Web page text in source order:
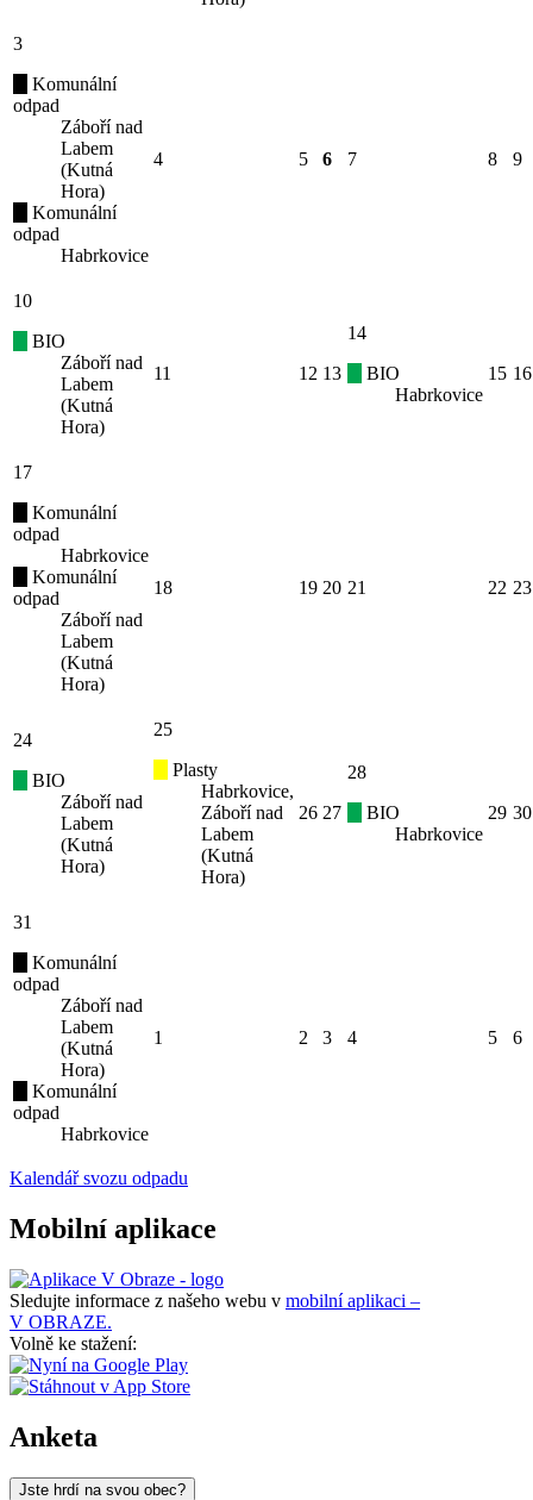
3
Komunální
odpad
Záboří nad
Labem
(Kutná
Hora)
Komunální
odpad
Habrkovice
4 5 6 7 8 9
10
BIO
Záboří nad
Labem
(Kutná
Hora)
11 12 13
14
BIO
Habrkovice
15 16
17
Komunální
odpad
Habrkovice
Komunální
odpad
Záboří nad
Labem
(Kutná
Hora)
18 19 20 21 22 23
24
BIO
Záboří nad
Labem
(Kutná
Hora)
25
Plasty
Habrkovice,
Záboří nad
Labem
(Kutná
Hora)
26 27
28
BIO
Habrkovice
29 30
31
Komunální
odpad
Záboří nad
Labem
(Kutná
Hora)
Komunální
odpad
Habrkovice
1 2 3 4 5 6
Kalendář svozu odpadu
Mobilní aplikace
Sledujte informace z našeho webu v mobilní aplikaci –
V OBRAZE.
Volně ke stažení:
Anketa
Jste hrdí na svou obec?